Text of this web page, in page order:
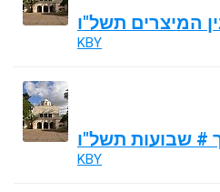
המיצרים תשל"ו
KBY
# שבועות תשל"ו
KBY